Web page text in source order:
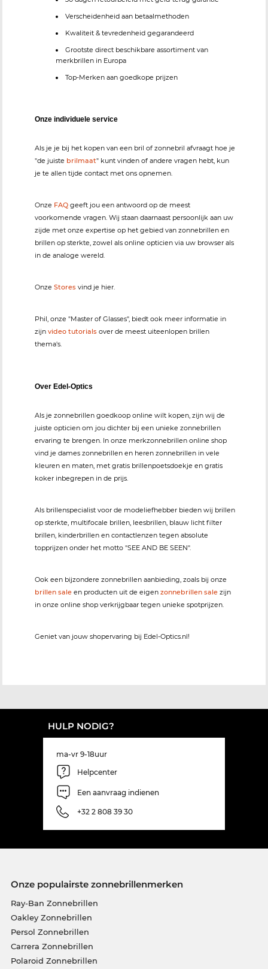
Verscheidenheid aan betaalmethoden
Kwaliteit & tevredenheid gegarandeerd
Grootste direct beschikbare assortiment van
merkbrillen in Europa
Top-Merken aan goedkope prijzen
Onze individuele service
Als je je bij het kopen van een bril of zonnebril afvraagt hoe je
"de juiste brilmaat" kunt vinden of andere vragen hebt, kun
je te allen tijde contact met ons opnemen.
Onze FAQ geeft jou een antwoord op de meest
voorkomende vragen. Wij staan daarnaast persoonlijk aan uw
zijde met onze expertise op het gebied van zonnebrillen en
brillen op sterkte, zowel als online opticien via uw browser als
in de analoge wereld.
Onze Stores vind je hier.
Phil, onze "Master of Glasses", biedt ook meer informatie in
zijn video tutorials over de meest uiteenlopen brillen
thema's.
Over Edel-Optics
Als je zonnebrillen goedkoop online wilt kopen, zijn wij de
juiste opticien om jou dichter bij een unieke zonnebrillen
ervaring te brengen. In onze merkzonnebrillen online shop
vind je dames zonnebrillen en heren zonnebrillen in vele
kleuren en maten, met gratis brillenpoetsdoekje en gratis
koker inbegrepen in de prijs.
Als brillenspecialist voor de modeliefhebber bieden wij brillen
op sterkte, multifocale brillen, leesbrillen, blauw licht filter
brillen, kinderbrillen en contactlenzen tegen absolute
topprijzen onder het motto "SEE AND BE SEEN".
Ook een bijzondere zonnebrillen aanbieding, zoals bij onze
brillen sale en producten uit de eigen zonnebrillen sale zijn
in onze online shop verkrijgbaar tegen unieke spotprijzen.
Geniet van jouw shopervaring bij Edel-Optics.nl!
HULP NODIG?
ma-vr 9-18uur
Helpcenter
Een aanvraag indienen
+32 2 808 39 30
Onze populairste zonnebrillenmerken
Ray-Ban Zonnebrillen
Oakley Zonnebrillen
Persol Zonnebrillen
Carrera Zonnebrillen
Polaroid Zonnebrillen